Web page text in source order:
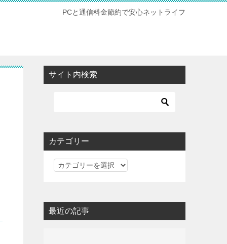
PCと通信料金節約で安心ネットライフ
サイト内検索
カテゴリー
カ
リ
ー
最近の記事